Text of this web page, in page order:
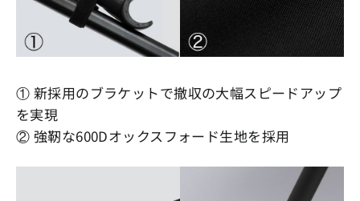
① 新採用のブラケットで撤収の大幅スピードアップ
を実現
② 強靭な600Dオックスフォード生地を採用